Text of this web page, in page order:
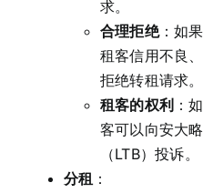
求。
合理拒绝：如
租客信用不良
拒绝转租请求。
租客的权利 ：
客可以向安大
（LTB）投诉。
分租 ：